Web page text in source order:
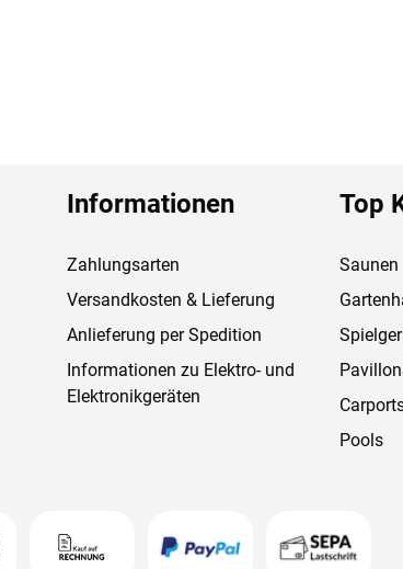
Informationen
Zahlungsarten
Versandkosten & Lieferung
Anlieferung per Spedition
Informationen zu Elektro- und
Elektronikgeräten
Top
Saunen
Pools